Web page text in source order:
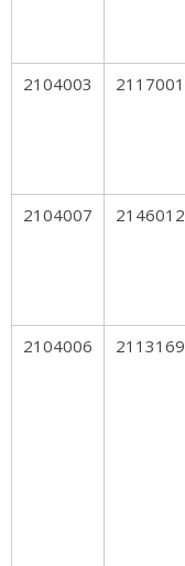
2104003 2117001
2104007 2146012
2104006 2113169